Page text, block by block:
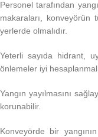
Personel tarafından
makaraları, konveyörün
yerlerde olmalıdır.
Yeterli sayıda hidrant,
önlemeler iyi
Yangın yayılmasını
korunabilir.
Konveyörde bir